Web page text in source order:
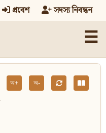
প্রবেশ সদস্য নিবন্ধন
☰
অ+ অ-